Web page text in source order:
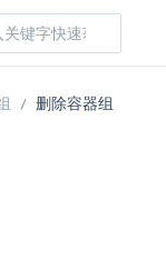
删除容器组